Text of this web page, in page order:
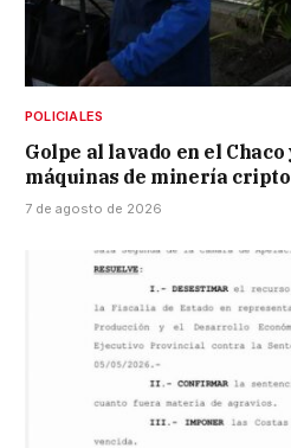
POLICIALES
Golpe al lavado en el
máquinas de minería cripto
7 de agosto de 2026